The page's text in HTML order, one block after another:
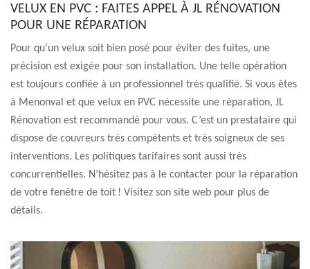
VELUX EN PVC : FAITES APPEL À JL RÉNOVATION
POUR UNE RÉPARATION
Pour qu’un velux soit bien posé pour éviter des fuites, une
précision est exigée pour son installation. Une telle opération
est toujours confiée à un professionnel très qualifié. Si vous êtes
à Menonval et que velux en PVC nécessite une réparation, JL
Rénovation est recommandé pour vous. C’est un prestataire qui
dispose de couvreurs très compétents et très soigneux de ses
interventions. Les politiques tarifaires sont aussi très
concurrentielles. N’hésitez pas à le contacter pour la réparation
de votre fenêtre de toit ! Visitez son site web pour plus de
détails.